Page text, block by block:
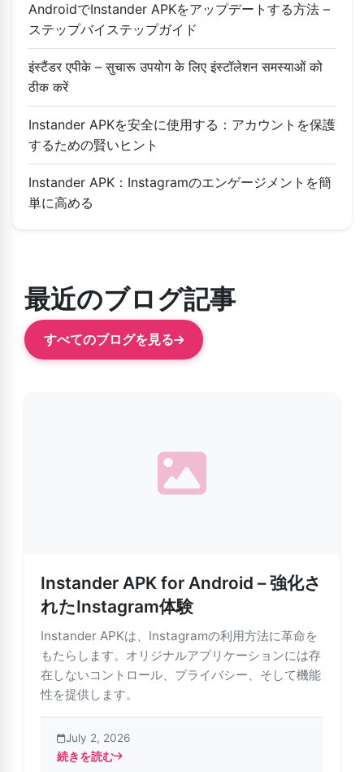
AndroidでInstander APKをアップデートする方法 –
ステップバイステップガイド
इंस्टैंडर एपीके – सुचारू उपयोग के लिए इंस्टॉलेशन समस्याओं को
ठीक करें
Instander APKを安全に使用する：アカウントを保護
するための賢いヒント
Instander APK：Instagramのエンゲージメントを簡
単に高める
最近のブログ記事
すべてのブログを見る
Instander APK for Android – 強化さ
れたInstagram体験
Instander APKは、Instagramの利用方法に革命を
もたらします。オリジナルアプリケーションには存
在しないコントロール、プライバシー、そして機能
性を提供します。
July 2, 2026
続きを読む
about Instander APK for Android – 強化された